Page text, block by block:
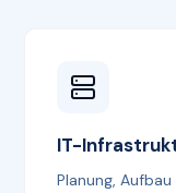
IT-
Planung,